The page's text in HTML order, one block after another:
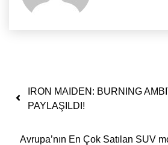
Yazı dolaşımı
IRON MAIDEN: BURNING
PAYLAŞILDI!
Avrupa’nın En Çok Satılan SUV